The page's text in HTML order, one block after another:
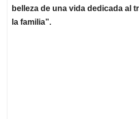
belleza de una vida dedicada al
la familia”.